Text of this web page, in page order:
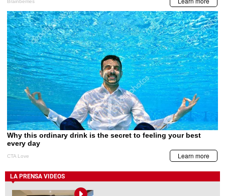
LA PRENSA VIDEOS